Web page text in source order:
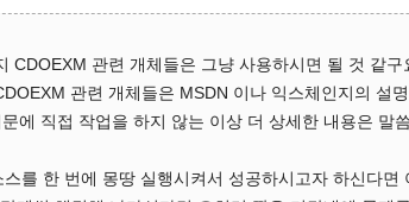
CDOEXM 관련 개체들은 그냥 사용하시면 될 것 같
관련 개체들은 MSDN 이나 익스체인지의 설
에 직접 작업을 하지 않는 이상 더 상세한 내용은 말
를 한 번에 몽땅 실행시켜서 성공하시고자 하신다